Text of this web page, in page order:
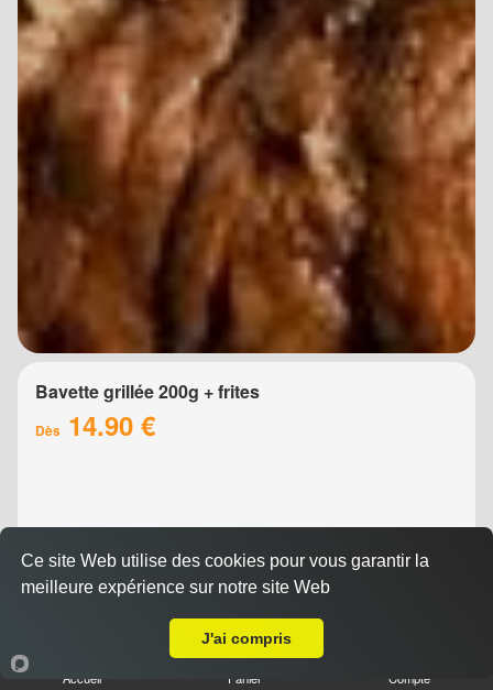
Bavette grillée 200g + frites
Dès 14.90 €
Accueil Panier Compte
Ce site Web utilise des cookies pour vous garantir la
meilleure expérience sur notre site Web
J'ai compris